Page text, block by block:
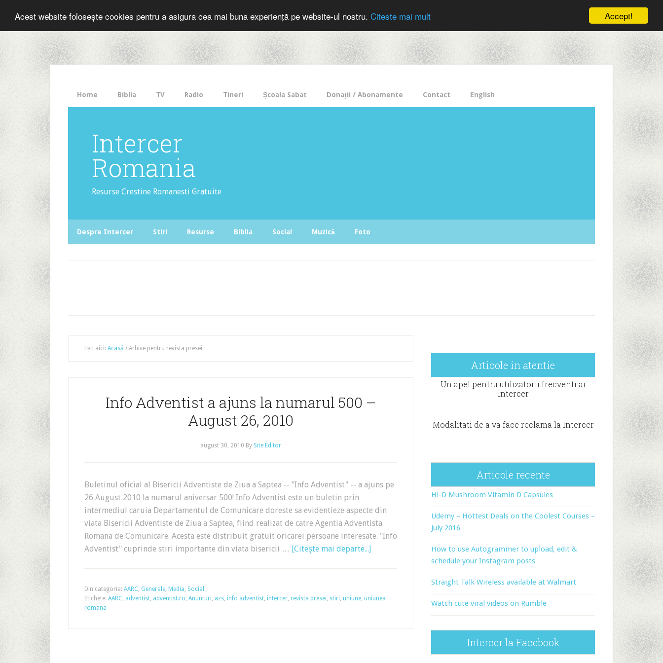
Accept!
Acest website folosește cookies pentru a asigura cea mai buna experiență pe website-ul nostru. Citeste mai mult
The
HelloBar
- a
little
bar
that
gets
noticed!
Home Biblia TV Radio Tineri Școala Sabat Donații / Abonamente Contact English
Intercer
Romania
Resurse Crestine Romanesti Gratuite
Despre Intercer Stiri Resurse Biblia Social Muzică Foto
Ești aici: Acasă / Arhive pentru revista presei
Info Adventist a ajuns la numarul 500 –
August 26, 2010
august 30, 2010 By Site Editor
Buletinul oficial al Bisericii Adventiste de Ziua a Saptea -- "Info Adventist" -- a ajuns pe
26 August 2010 la numarul aniversar 500! Info Adventist este un buletin prin
intermediul caruia Departamentul de Comunicare doreste sa evidentieze aspecte din
viata Bisericii Adventiste de Ziua a Saptea, fiind realizat de catre Agentia Adventista
Romana de Comunicare. Acesta este distribuit gratuit oricarei persoane interesate. "Info
Adventist" cuprinde stiri importante din viata bisericii … [Citeşte mai departe...]
Din categoria: AARC, Generale, Media, Social
Etichete: AARC, adventist, adventist.ro, Anunturi, azs, info adventist, intercer, revista presei, stiri, uniune, uniunea
romana
Articole in atentie
Un apel pentru utilizatorii frecventi ai
Intercer
Modalitati de a va face reclama la Intercer
Articole recente
Hi-D Mushroom Vitamin D Capsules
Udemy – Hottest Deals on the Coolest Courses –
July 2016
How to use Autogrammer to upload, edit &
schedule your Instagram posts
Straight Talk Wireless available at Walmart
Watch cute viral videos on Rumble
Intercer la Facebook